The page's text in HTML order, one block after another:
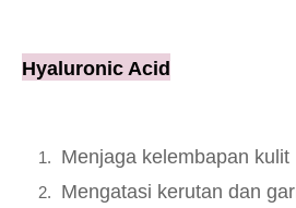
Hyaluronic Acid
Menjaga kelembapan kulit
Mengatasi kerutan dan